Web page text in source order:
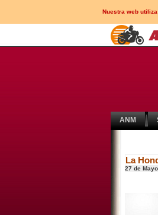
Nuestra web
ANM
La
27 de